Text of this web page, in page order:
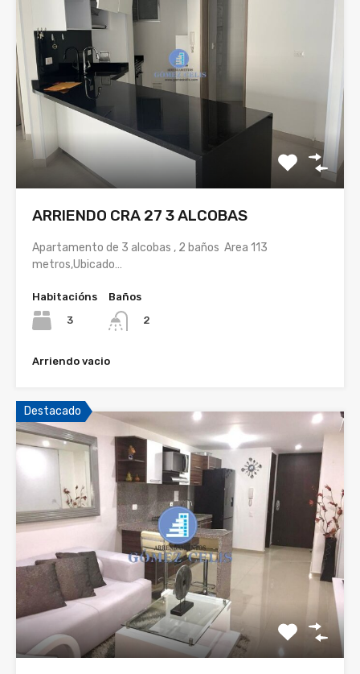
ARRIENDO CRA 27 3 ALCOBAS
Apartamento de 3 alcobas , 2 baños Area 113
metros,Ubicado…
Habitacións
3
Baños
2
Arriendo vacio
Destacado